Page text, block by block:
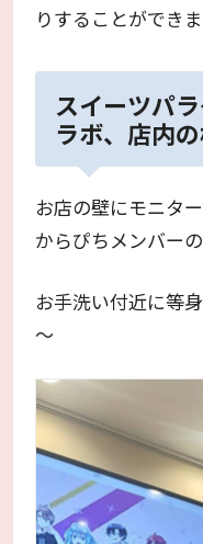
りすることができま
スイーツパ
ラボ、店内
お店の壁にモニター
からぴちメンバー
お手洗い付近に等
～